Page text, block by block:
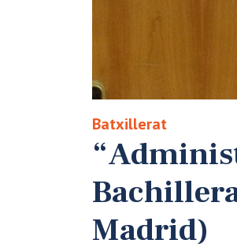
Batxillerat
Madrid)